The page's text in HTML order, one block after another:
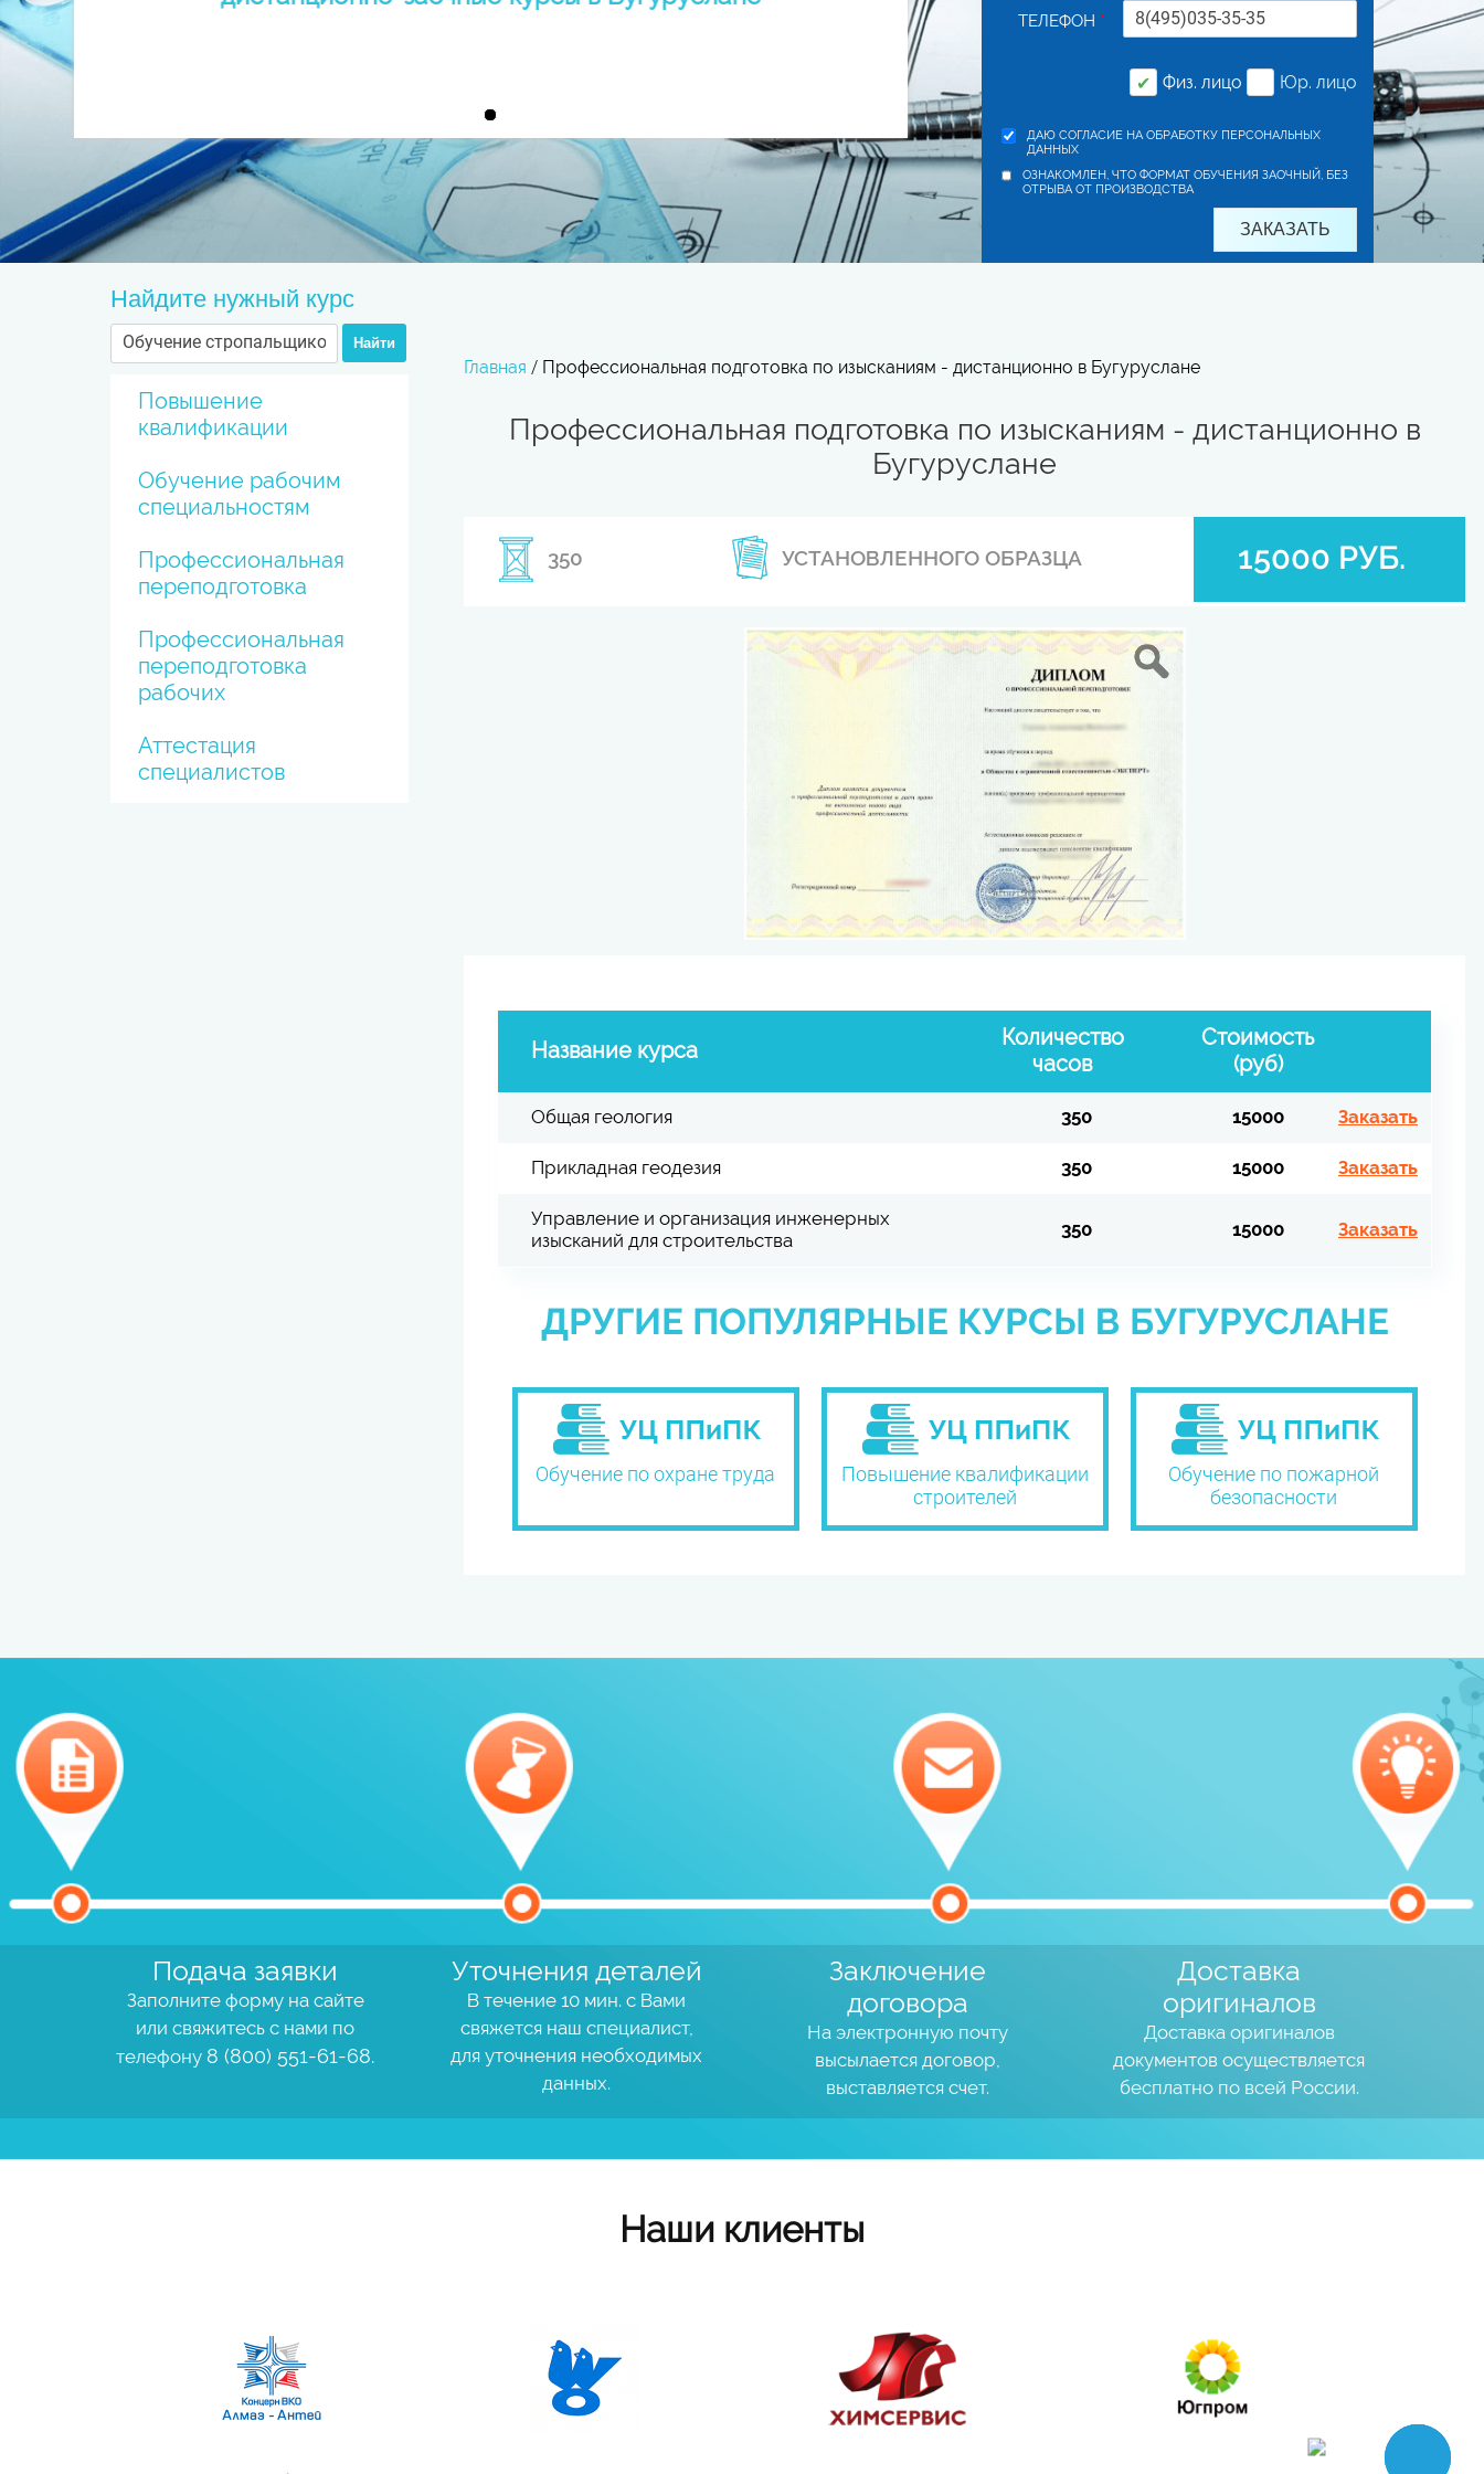
ТЕЛЕФОН *
✔ Физ. лицо Юр. лицо
ДАЮ СОГЛАСИЕ НА ОБРАБОТКУ ПЕРСОНАЛЬНЫХ
ДАННЫХ
ОЗНАКОМЛЕН, ЧТО ФОРМАТ ОБУЧЕНИЯ ЗАОЧНЫЙ, БЕЗ
ОТРЫВА ОТ ПРОИЗВОДСТВА
Найдите нужный курс
Найти
Повышение
квалификации
Обучение рабочим
специальностям
Профессиональная
переподготовка
Профессиональная
переподготовка
рабочих
Аттестация
специалистов
Главная / Профессиональная подготовка по изысканиям - дистанционно в Бугуруслане
Профессиональная подготовка по изысканиям - дистанционно в
Бугуруслане
350 УСТАНОВЛЕННОГО ОБРАЗЦА 15000 РУБ.
Название курса
Количество
часов
Стоимость
(руб)
Общая геология 350 15000 Заказать
Прикладная геодезия 350 15000 Заказать
Управление и организация инженерных
изысканий для строительства
350 15000 Заказать
ДРУГИЕ ПОПУЛЯРНЫЕ КУРСЫ В БУГУРУСЛАНЕ
Обучение по охране труда
Повышение квалификации
строителей
Обучение по пожарной
безопасности
Подача заявки
Заполните форму на сайте
или свяжитесь с нами по
телефону 8 (800) 551-61-68.
Уточнения деталей
В течение 10 мин. с Вами
свяжется наш специалист,
для уточнения необходимых
данных.
Заключение
договора
На электронную почту
высылается договор,
выставляется счет.
Доставка
оригиналов
Доставка оригиналов
документов осуществляется
бесплатно по всей России.
Наши клиенты